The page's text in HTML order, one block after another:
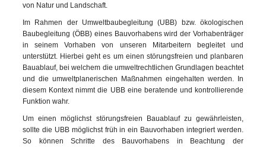
von Natur und Landschaft.
Im Rahmen der Umweltbaubegleitung (UBB) bzw. ökologischen
Baubegleitung (ÖBB) eines Bauvorhabens wird der Vorhabenträger
in seinem Vorhaben von unseren Mitarbeitern begleitet und
unterstützt. Hierbei geht es um einen störungsfreien und planbaren
Bauablauf, bei welchem die umweltrechtlichen Grundlagen beachtet
und die umweltplanerischen Maßnahmen eingehalten werden. In
diesem Kontext nimmt die UBB eine beratende und kontrollierende
Funktion wahr.
Um einen möglichst störungsfreien Bauablauf zu gewährleisten,
sollte die UBB möglichst früh in ein Bauvorhaben integriert werden.
So können Schritte des Bauvorhabens in Beachtung der